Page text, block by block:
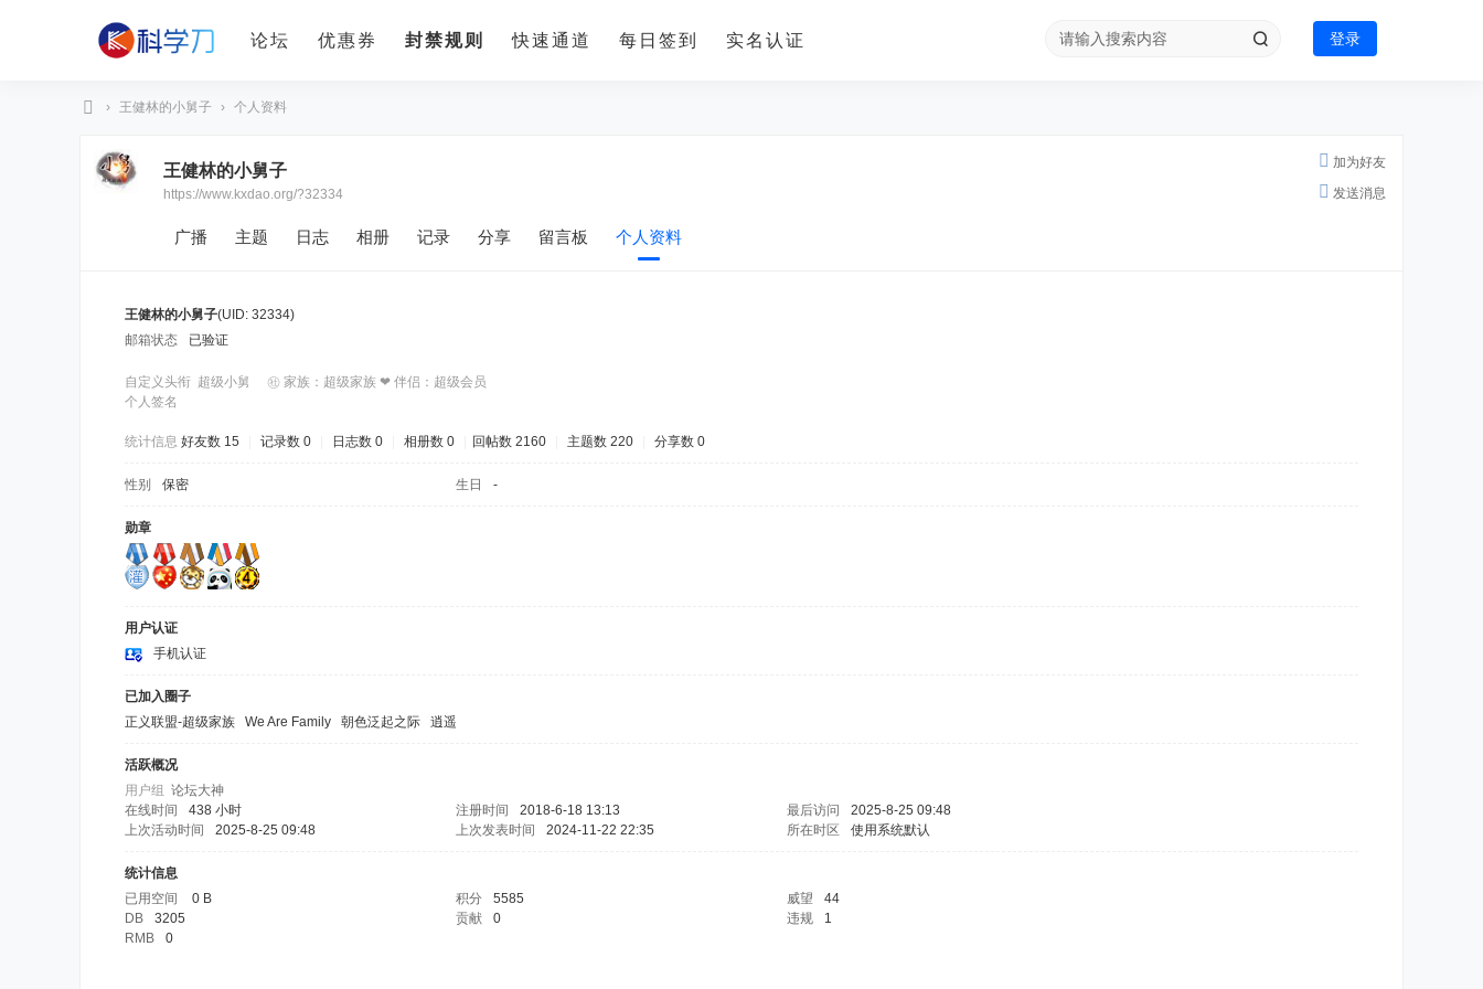
论坛 优惠券 封禁规则 快速通道 每日签到 实名认证 登录
学
› 王健林的小舅子 › 个人资料
加为好友
发送消息
王健林的小舅子
https://www.kxdao.org/?32334
广播 主题 日志 相册 记录 分享 留言板 个人资料
王健林的小舅子(UID: 32334)
邮箱状态
已验证
自定义头衔 超级小舅 ㊓ 家族：超级家族 ❤ 伴侣：超级会员
个人签名
统计信息 好友数 15 记录数 0 日志数 0 相册数 0 回帖数 2160 主题数 220 分享数 0
性别 保密 生日 -
勋章
用户认证
手机认证
已加入圈子
正义联盟-超级家族
We Are Family 朝色泛起之际 逍遥
活跃概况
用户组 论坛大神
在线时间
438 小时 注册时间 2018-6-18 13:13 最后访问
2025-8-25 09:48
上次活动时间
2025-8-25 09:48 上次发表时间 2024-11-22 22:35 所在时区 使用系统默认
统计信息
已用空间
0 B 积分 5585 威望
44
DB
3205 贡献 0 违规
1
RMB
0